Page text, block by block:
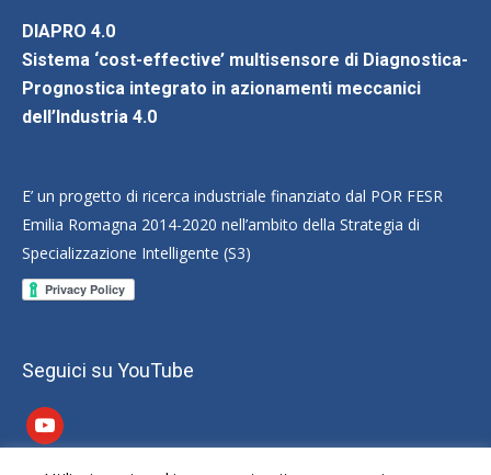
DIAPRO 4.0
Sistema ‘cost-effective’ multisensore di Diagnostica-
Prognostica integrato in azionamenti meccanici
dell’Industria 4.0
E’ un progetto di ricerca industriale finanziato dal POR FESR
Emilia Romagna 2014-2020 nell’ambito della Strategia di
Specializzazione Intelligente (S3)
Seguici su YouTube
youtube